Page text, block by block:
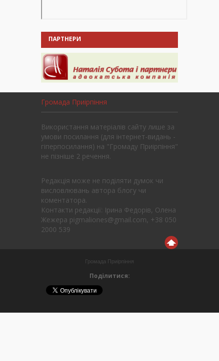
ПАРТНЕРИ
Громада Приірпіння
Використання матеріалів сайту лише за
умови посилання (для інтернет-видань -
гіперпосилання) на "Громаду Приірпіння"
не пізніше 2 речення.
Редакція може не поділяти думок чи
висловлювань автора блогу чи
коментатора.
Контакти редакції: Ірина Федорів, Олена
Жежера pigmaliones@gmail.com, +38 050
2000 539
Громада Приірпіння
Поділитися: